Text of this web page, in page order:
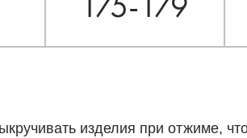
изделия при отжиме,